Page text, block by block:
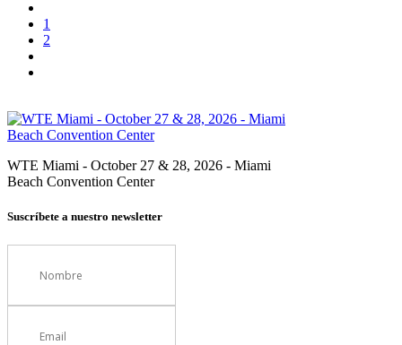
1
2
WTE Miami - October 27 & 28, 2026 - Miami
Beach Convention Center
Suscríbete a nuestro newsletter